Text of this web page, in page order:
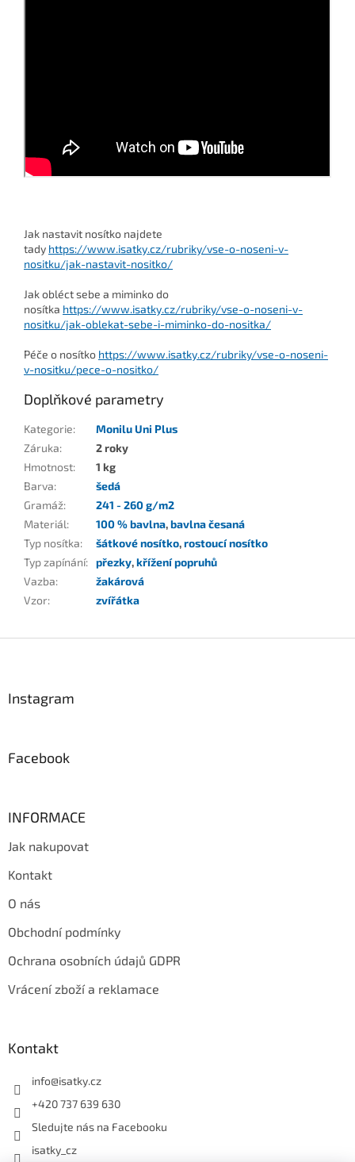
Jak nastavit nosítko najdete
tady https://www.isatky.cz/rubriky/vse-o-noseni-v-
nositku/jak-nastavit-nositko/
Jak obléct sebe a miminko do
nosítka https://www.isatky.cz/rubriky/vse-o-noseni-v-
nositku/jak-oblekat-sebe-i-miminko-do-nositka/
Péče o nosítko https://www.isatky.cz/rubriky/vse-o-noseni-
v-nositku/pece-o-nositko/
Doplňkové parametry
Kategorie:
Monilu Uni Plus
Záruka:
2 roky
Hmotnost:
1 kg
Barva:
šedá
Gramáž:
241 - 260 g/m2
Materiál: 100 % bavlna,bavlna česaná
Typ nosítka: šátkové nosítko,rostoucí nosítko
Typ zapínání: přezky,křížení popruhů
Vazba:
žakárová
Vzor: zvířátka
Instagram
Facebook
INFORMACE
Jak nakupovat
Kontakt
O nás
Obchodní podmínky
Ochrana osobních údajů GDPR
Vrácení zboží a reklamace
Kontakt
info@isatky.cz
+420 737 639 630
Sledujte nás na Facebooku
isatky_cz